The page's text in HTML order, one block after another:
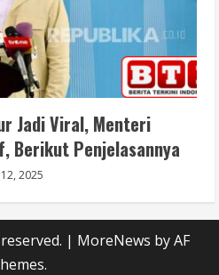
Jadi Viral, Menteri
Berikut Penjelasannya
2025
| MoreNews by AF